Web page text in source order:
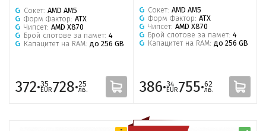
Сокет: AMD AM5
Форм Фактор: ATX
Чипсет: AMD X870
Брой слотове за памет: 4
Капацитет на RAM: до 256 GB
372·35
EUR728·25
лв.
Сокет: AMD AM5
Форм Фактор: ATX
Чипсет: AMD X870
Брой слотове за памет: 4
Капацитет на RAM: до 256 GB
386·34
EUR755·62
лв.